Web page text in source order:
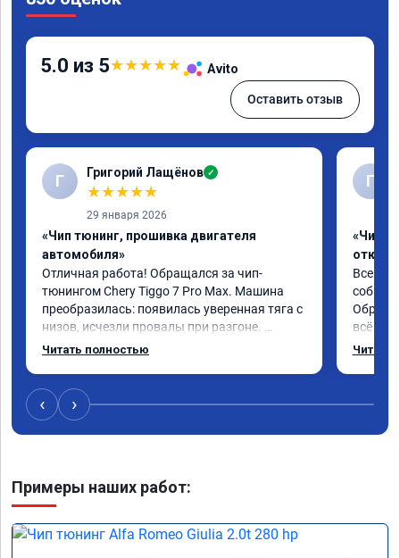
5.0 из 5★★★★★ Avito
Оставить отзыв
Г Григорий Лащёнов ✓
★★★★★
29 января 2026
«Чип тюнинг, прошивка двигателя
автомобиля»
Отличная работа! Обращался за чип-
тюнингом Chery Tiggo 7 Pro Max. Машина
преобразилась: появилась уверенная тяга с
низов, исчезли провалы при разгоне.
Расход в спокойном режиме даже немного
всем, кто сомневается.
Читать полностью
Г
«Чип
Всем
всё в
Читать
‹ ›
Примеры наших работ: